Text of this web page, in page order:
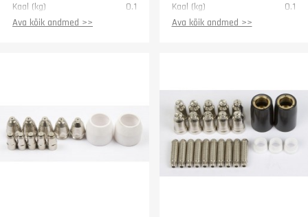
Kaal (kg)
0.1
Ava kõik andmed >>
Kaal (kg)
0.1
Ava kõik andmed >>